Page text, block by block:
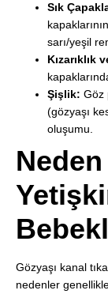
Sık
sarı/yeşil
Kızarıklık
Şişlik: Göz
(gözyaşı
oluşumu.
Neden
Gözyaşı kanal
nedenler